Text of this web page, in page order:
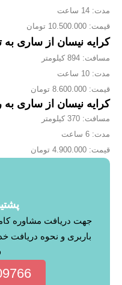
مدت: 14 ساعت
قیمت: 10.500.000 تومان
کرایه نیسان از ساری به
مسافت: 894 کیلومتر
مدت: 10 ساعت
قیمت: 8.600.000 تومان
کرایه نیسان از ساری
مسافت: 370 کیلومتر
مدت: 6 ساعت
قیمت: 4.900.000 تومان
جهت دریافت مشاوره
باربری و نحوه دریافت